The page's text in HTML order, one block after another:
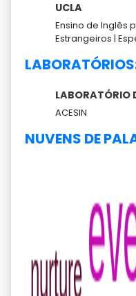
UCLA
Ensino de Inglês
Estrangeiros |
LABORATÓRIO
ACESIN
NUVENS DE